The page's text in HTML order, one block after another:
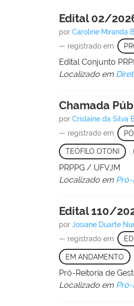
Edital 02/
porCaroline Miranda
— registrado em:
Edital Conjunto
Localizado em
Chamada
porCrislaine da Silva
— registrado em:
TEÓFILO OTONI ,
PRPPG / UFVJM
Localizado em Pró-
Edital 110/
porJosiane Duarte
— registrado em:
EM ANDAMENTO
Pró-Reitoria de
Localizado em Pró-